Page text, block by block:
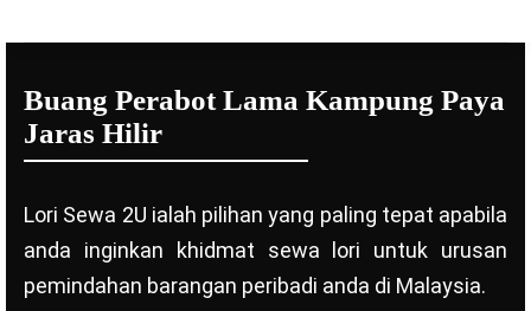
Buang Perabot Lama Kampung Paya
Jaras Hilir
Lori Sewa 2U ialah pilihan yang paling tepat apabila
anda inginkan khidmat sewa lori untuk urusan
pemindahan barangan peribadi anda di Malaysia.